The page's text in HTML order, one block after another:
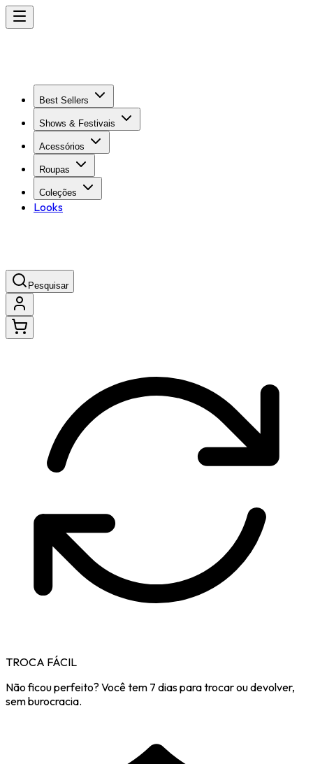
Best Sellers
Shows & Festivais
Acessórios
Roupas
Coleções
Looks
Pesquisar
TROCA FÁCIL
Não ficou perfeito? Você tem 7 dias para trocar ou devolver,
sem burocracia.